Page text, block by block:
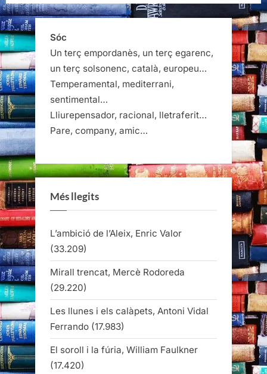
Sóc
Un terç empordanès, un terç egarenc,
un terç solsonenc, català, europeu…
Temperamental, mediterrani,
sentimental…
Lliurepensador, racional, lletraferit…
Pare, company, amic…
Més llegits
L’ambició de l’Aleix, Enric Valor
(33.209)
Mirall trencat, Mercè Rodoreda
(29.220)
Les llunes i els calàpets, Antoni Vidal
Ferrando (17.983)
El soroll i la fúria, William Faulkner
(17.420)